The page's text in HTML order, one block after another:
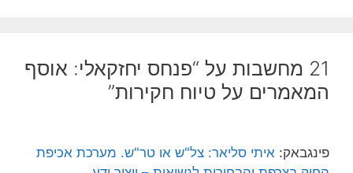
21 מחשבות על “פנחס יחזקאלי: אוסף
המאמרים על טיוח חקירות”
פינגבאק: איתי סליאר: צל"ש או טר"ש. מערכת אכיפת